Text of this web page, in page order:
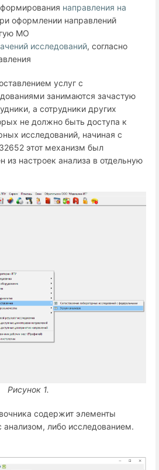
направления на
оформлении направлений
МО
исследований, согласно
услуг с
занимаются зачастую
а сотрудники других
не должно быть доступа к
исследований, начиная с
этот механизм был
из настроек анализа в отдельную
Рисунок 1.
содержит элементы
анализом, либо исследованием.